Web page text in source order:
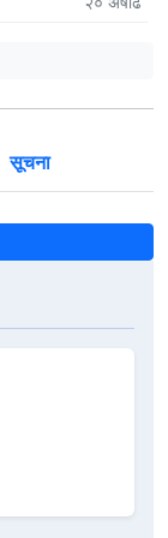
सूचना